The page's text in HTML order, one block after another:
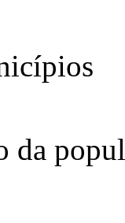
da